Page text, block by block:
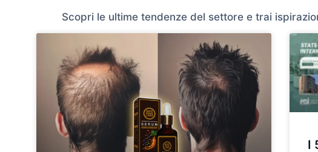
Scopri le ultime tendenze del settore e trai
I